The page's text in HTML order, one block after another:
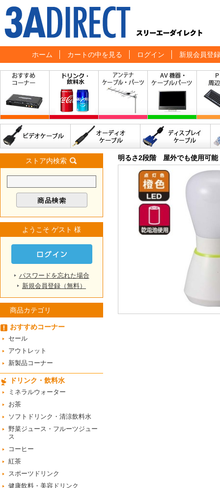
ホーム カートの中を見る ログイン 新規会員登録
ストア内検索
ようこそ ゲスト 様
パスワードを忘れた場合
新規会員登録（無料）
商品カテゴリ
おすすめコーナー
セール
アウトレット
新製品コーナー
ドリンク・飲料水
ミネラルウォーター
お茶
ソフトドリンク・清涼飲料水
野菜ジュース・フルーツジュー
ス
コーヒー
紅茶
スポーツドリンク
健康飲料・美容ドリンク
明るさ2段階 屋外でも使用可能